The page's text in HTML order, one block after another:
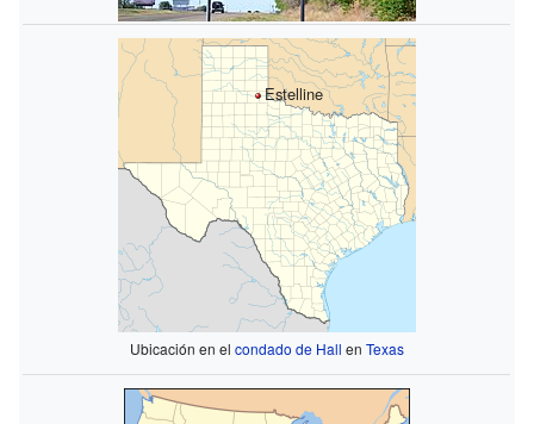
Estelline
Ubicación en el condado de Hall en Texas